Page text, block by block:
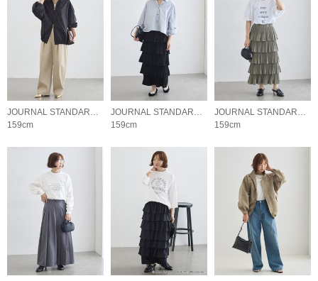
JOURNAL STANDARD L'ESSAGE
159cm
JOURNAL STANDARD L'ESSAGE
159cm
JOURNAL STANDARD L'ESSAGE
159cm